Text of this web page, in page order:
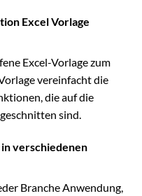
Excel Vorlage
Excel-Vorlage zum
vereinfacht die
die auf die
sind.
verschiedenen
Branche Anwendung,